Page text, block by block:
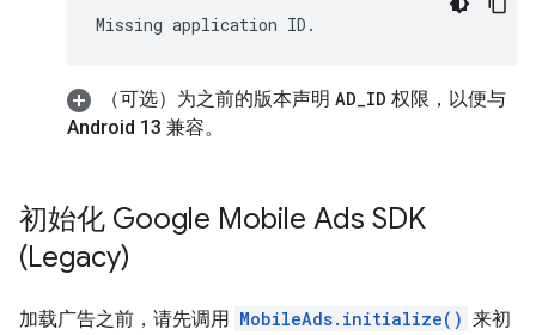
（可选）为之前的版本声明 AD_ID 权限，以便与
Android 13 兼容。
初始化 Google Mobile Ads SDK
(Legacy)
加载广告之前，请先调用 MobileAds.initialize() 来初